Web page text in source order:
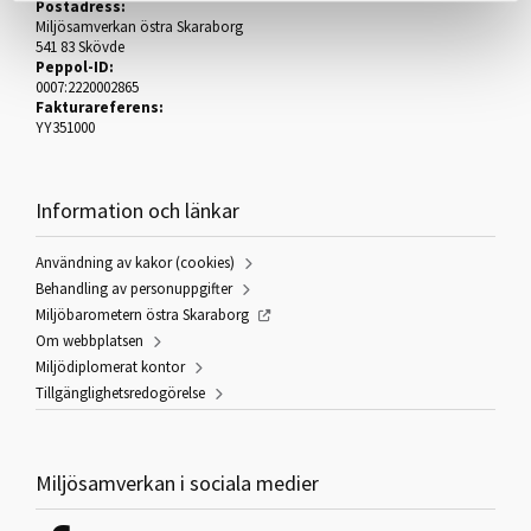
Postadress:
Miljösamverkan östra Skaraborg
541 83 Skövde
Peppol-ID:
0007:2220002865
Fakturareferens:
YY351000
Information och länkar
Användning av kakor (cookies)
Behandling av personuppgifter
Miljöbarometern östra Skaraborg
Om webbplatsen
Miljödiplomerat kontor
Tillgänglighetsredogörelse
Miljösamverkan i sociala medier